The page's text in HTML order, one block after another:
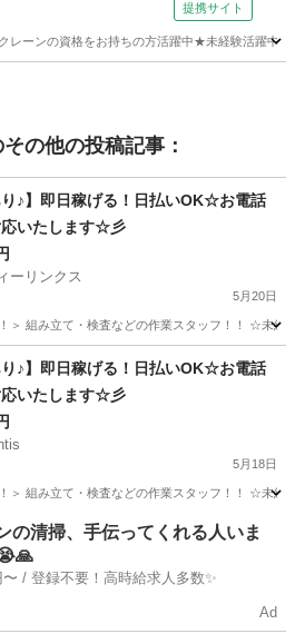
提携サイト
レーンの資格をお持ちの方活躍中★未経験活躍中
の他の投稿記事：
り♪】即日稼げる！日払いOK☆お電話
応いたします☆彡
ーリンクス
5月20日
！＞ 組み立て・検査などの作業スタッフ！！
時給
り♪】即日稼げる！日払いOK☆お電話
応いたします☆彡
5月18日
！＞ 組み立て・検査などの作業スタッフ！！
の清掃、手伝ってくれる人いま
日給例1万円〜 / 登録不要！高時給求人多数✨
Ad